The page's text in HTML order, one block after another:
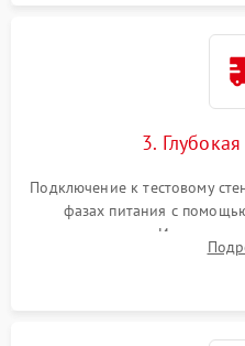
3.
Подключение к тестовому
фазах питания с
инициализации.